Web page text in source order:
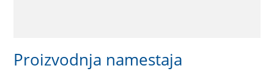
Proizvodnja namestaja